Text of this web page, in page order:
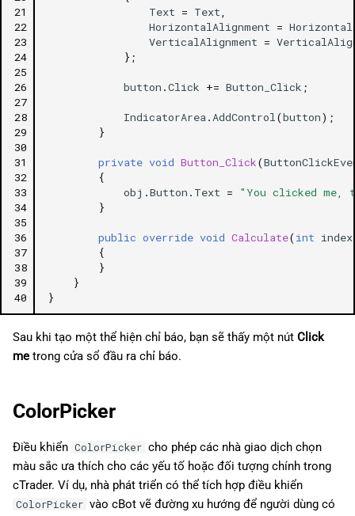
21
22
23
24
25
26
27
28
29
30
31
32
33
34
35
36
37
38
39
40
Text = Text
HorizontalAlignment =
VerticalAlignment =
};
button .Click += Button_Click ;
IndicatorArea . AddControl (button);
}
private void Button_Click(
{
obj .Button . Text =
"You clicked me,
}
public override void Calculate(int index
{
}
}
}
Sau khi tạo một thể hiện chỉ báo, bạn sẽ thấy một nút Click
me trong cửa sổ đầu ra chỉ báo.
ColorPicker
Điều khiển ColorPicker cho phép các nhà giao dịch chọn
màu sắc ưa thích cho các yếu tố hoặc đối tượng chính trong
cTrader. Ví dụ, nhà phát triển có thể tích hợp điều khiển
ColorPicker vào cBot vẽ đường xu hướng để người dùng có